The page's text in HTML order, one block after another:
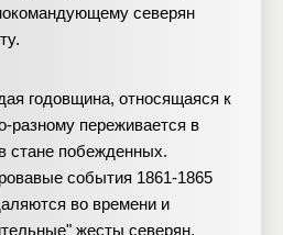
северян
годовщина, относящаяся к
разному переживается в
стане побежденных.
события 1861-1865
во времени и
жесты северян,